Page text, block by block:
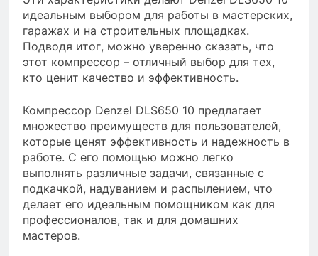
идеальным выбором для работы в мастерских,
гаражах и на строительных площадках.
Подводя итог, можно уверенно сказать, что
этот компрессор – отличный выбор для тех,
кто ценит качество и эффективность.
Компрессор Denzel DLS650 10 предлагает
множество преимуществ для пользователей,
которые ценят эффективность и надежность в
работе. С его помощью можно легко
выполнять различные задачи, связанные с
подкачкой, надуванием и распылением, что
делает его идеальным помощником как для
профессионалов, так и для домашних
мастеров.